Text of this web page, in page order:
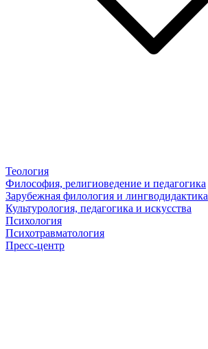
Теология
Философия, религиоведение и педагогика
Зарубежная филология и лингводидактика
Культурология, педагогика и искусства
Психология
Психотравматология
Пресс-центр